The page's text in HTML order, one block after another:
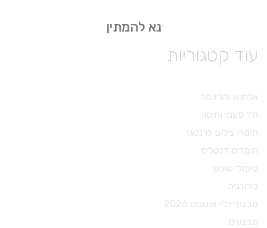
נא להמתין
עוד קטגוריות
אלחוש והרדמה
חד פעמי וחיטוי
חומרי צילום לרנטגן
חומרים דנטלים
טיפולי שורש
כירורגיה
מבצעי יולי-אוגוסט 2026
מבצעים